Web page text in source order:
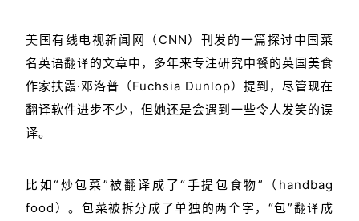
美国有线电视新闻网（CNN）刊发的一篇探讨中国菜
名英语翻译的文章中，多年来专注研究中餐的英国美食
作家扶霞·邓洛普（Fuchsia Dunlop）提到，尽管现在
翻译软件进步不少，但她还是会遇到一些令人发笑的误
译。
比如“炒包菜”被翻译成了“手提包食物”（handbag
food）。包菜被拆分成了单独的两个字，“包”翻译成